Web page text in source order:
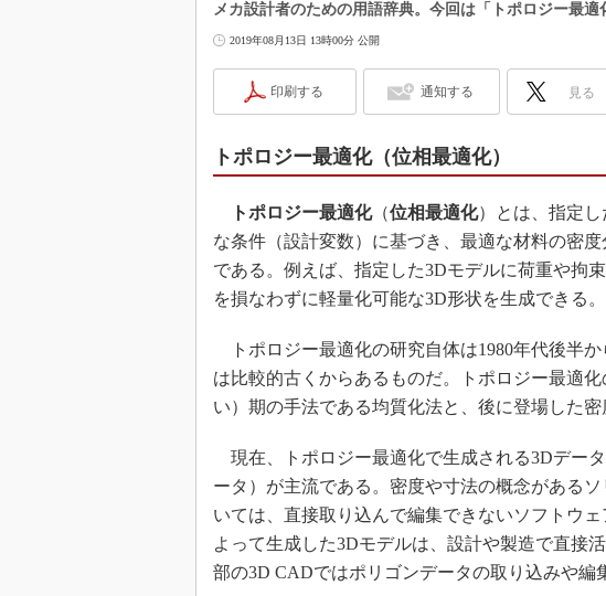
メカ設計者のための用語辞典。今回は「トポロジー最適
2019年08月13日 13時00分 公開
印刷する 通知する 見る
トポロジー最適化（位相最適化）
トポロジー最適化（位相最適化）とは、指定
な条件（設計変数）に基づき、最適な材料の密
である。例えば、指定した3Dモデルに荷重や拘
を損なわずに軽量化可能な3D形状を生成できる。
トポロジー最適化の研究自体は1980年代後半
は比較的古くからあるものだ。トポロジー最適
い）期の手法である均質化法と、後に登場した
現在、トポロジー最適化で生成される3Dデー
ータ）が主流である。密度や寸法の概念がある
いては、直接取り込んで編集できないソフトウ
よって生成した3Dモデルは、設計や製造で直接
部の3D CADではポリゴンデータの取り込みや編